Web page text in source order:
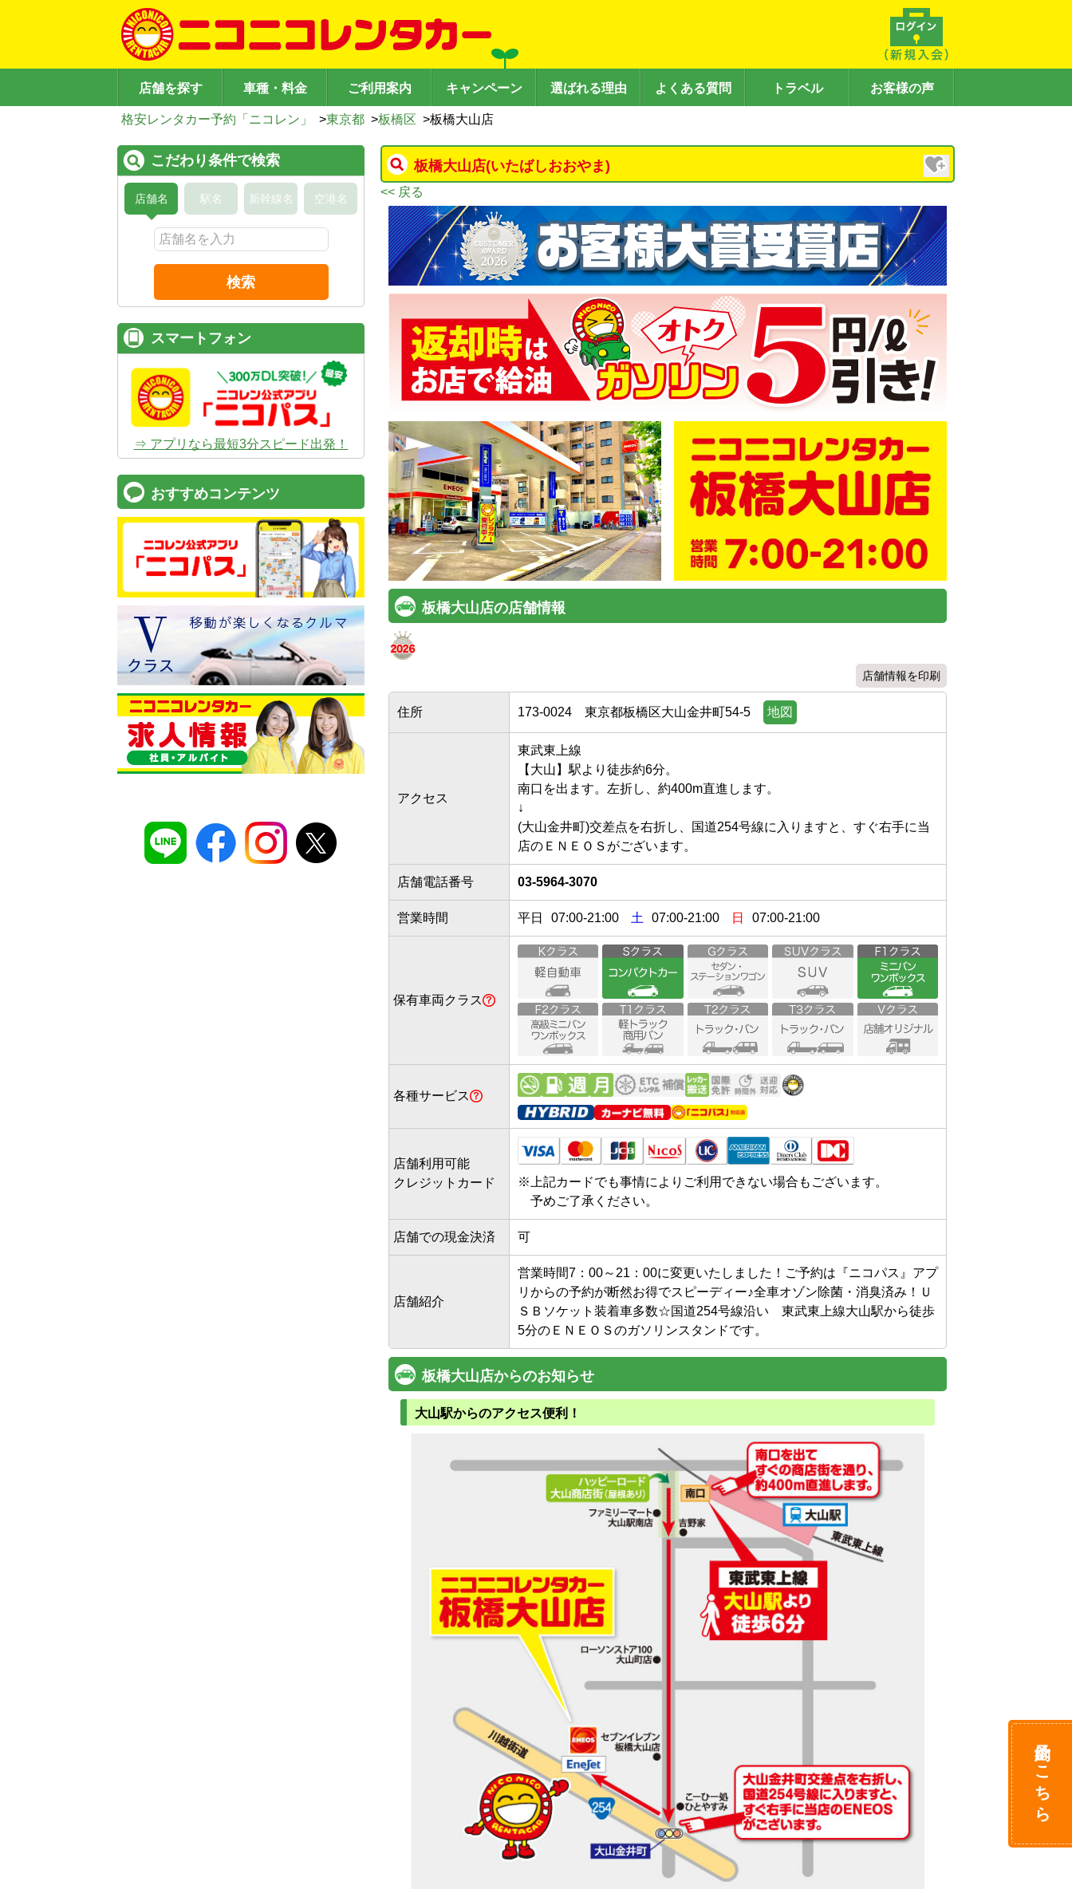
店舗を探す 車種・料金 ご利用案内 キャンペーン 選ばれる理由 よくある質問 トラベル お客様の声
格安レンタカー予約「ニコレン」 >東京都 >板橋区 >板橋大山店
板橋大山店(いたばしおおやま)
<< 戻る
板橋大山店の店舗情報
店舗情報を印刷
住所 173-0024 東京都板橋区大山金井町54-5 地図
アクセス
東武東上線
【大山】駅より徒歩約6分。
南口を出ます。左折し、約400m直進します。
↓
(大山金井町)交差点を右折し、国道254号線に入りますと、すぐ右手に当
店舗電話番号 03-5964-3070
営業時間 平日 07:00-21:00 土 07:00-21:00 日 07:00-21:00
保有車両クラス
各種サービス
店舗利用可能
クレジットカード
※ 上記カードでも事情によりご利用できない場合もございます。
予めご了承ください。
店舗での現金決済 可
店舗紹介
営業時間7：00～21：00に変更いたしました！ご予約は『ニコパス』アプ
リからの予約が断然お得でスピーディー♪全車オゾン除菌・消臭済み！Ｕ
ＳＢソケット装着車多数☆国道254号線沿い　東武東上線大山駅から徒歩
5分のＥＮＥＯＳのガソリンスタンドです。
板橋大山店からのお知らせ
大山駅からのアクセス便利！
予約はこちら
こだわり条件で検索
店舗名 駅名 新幹線名 空港名
検索
スマートフォン
⇒ アプリなら最短3分スピード出発！
おすすめコンテンツ